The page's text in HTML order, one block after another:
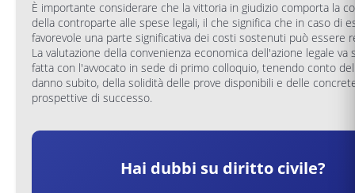
È importante considerare che la vittoria in giudizio comporta la
della controparte alle spese legali, il che significa che in caso di
favorevole una parte significativa dei costi sostenuti può essere
La valutazione della convenienza economica dell'azione legale va
fatta con l'avvocato in sede di primo colloquio, tenendo conto
danno subito, della solidità delle prove disponibili e delle
prospettive di successo.
Hai dubbi su diritto civile?